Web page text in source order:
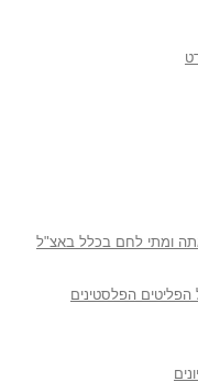
ומתי לחם בכלל באצ"ל
הפלסטינים